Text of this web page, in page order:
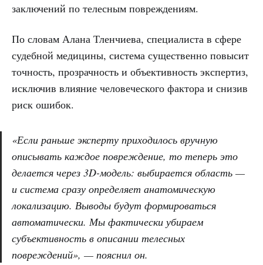
заключений по телесным повреждениям.
По словам Алана Тленчиева, специалиста в сфере
судебной медицины, система существенно повысит
точность, прозрачность и объективность экспертиз,
исключив влияние человеческого фактора и снизив
риск ошибок.
«Если раньше эксперту приходилось вручную
описывать каждое повреждение, то теперь это
делается через 3D-модель: выбирается область —
и система сразу определяет анатомическую
локализацию. Выводы будут формироваться
автоматически. Мы фактически убираем
субъективность в описании телесных
повреждений», — пояснил он.